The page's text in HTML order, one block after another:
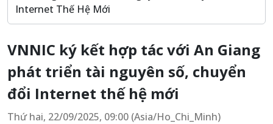
Internet Thế Hệ Mới
VNNIC ký kết hợp tác với An Giang
phát triển tài nguyên số, chuyển
đổi Internet thế hệ mới
Thứ hai, 22/09/2025, 09:00 (Asia/Ho_Chi_Minh)